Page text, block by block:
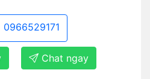
0966529171
Chat ngay